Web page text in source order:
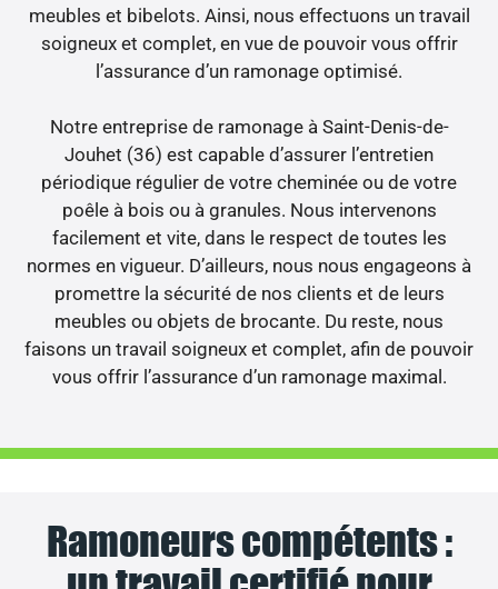
meubles et bibelots. Ainsi, nous effectuons un travail
soigneux et complet, en vue de pouvoir vous offrir
l’assurance d’un ramonage optimisé.
Notre entreprise de ramonage à Saint-Denis-de-
Jouhet (36) est capable d’assurer l’entretien
périodique régulier de votre cheminée ou de votre
poêle à bois ou à granules. Nous intervenons
facilement et vite, dans le respect de toutes les
normes en vigueur. D’ailleurs, nous nous engageons à
promettre la sécurité de nos clients et de leurs
meubles ou objets de brocante. Du reste, nous
faisons un travail soigneux et complet, afin de pouvoir
vous offrir l’assurance d’un ramonage maximal.
Ramoneurs compétents :